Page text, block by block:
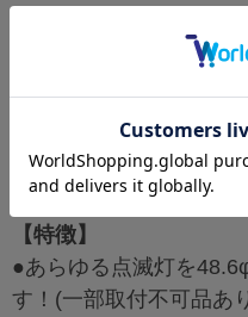
【特徴】
●あらゆる点滅灯を
す！(一部取付不可品あ